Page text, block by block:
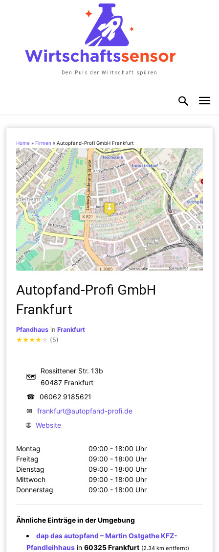
Den Puls der Wirtschaft spüren
Home » Firmen »Autopfand-Profi GmbH Frankfurt
Autopfand-Profi GmbH
Frankfurt
Pfandhaus inFrankfurt
★★★★ ☆ (5)
🗺
Rossittener Str. 13b
60487 Frankfurt
☎
06062 9185621
✉
frankfurt@autopfand-profi.de
🌐 Website
Montag
09:00 - 18:00 Uhr
Freitag
09:00 - 18:00 Uhr
Dienstag
09:00 - 18:00 Uhr
Mittwoch
09:00 - 18:00 Uhr
Donnerstag
09:00 - 18:00 Uhr
Ähnliche Einträge in der Umgebung
dap das autopfand – Martin Ostgathe KFZ-
Pfandleihhaus in60325 Frankfurt (2.34 km entfernt)